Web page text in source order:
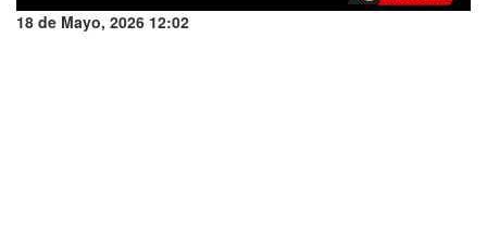
18 de Mayo, 2026 12:02